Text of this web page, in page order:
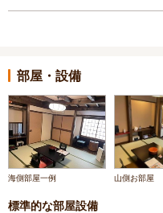
部屋・設備
海側部屋一例 山側お部屋
標準的な部屋設備